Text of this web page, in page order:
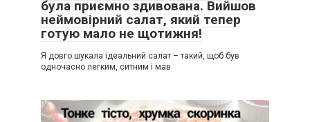
була приємно здивована. Вийшов
неймовірний салат, який тепер
готую мало не щотижня!
Я довго шукала ідеальний салат – такий, щоб був
одночасно легким, ситним і мав